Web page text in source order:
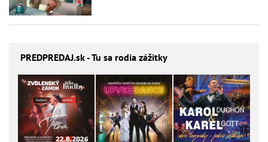
PREDPREDAJ.sk - Tu sa rodia zážitky